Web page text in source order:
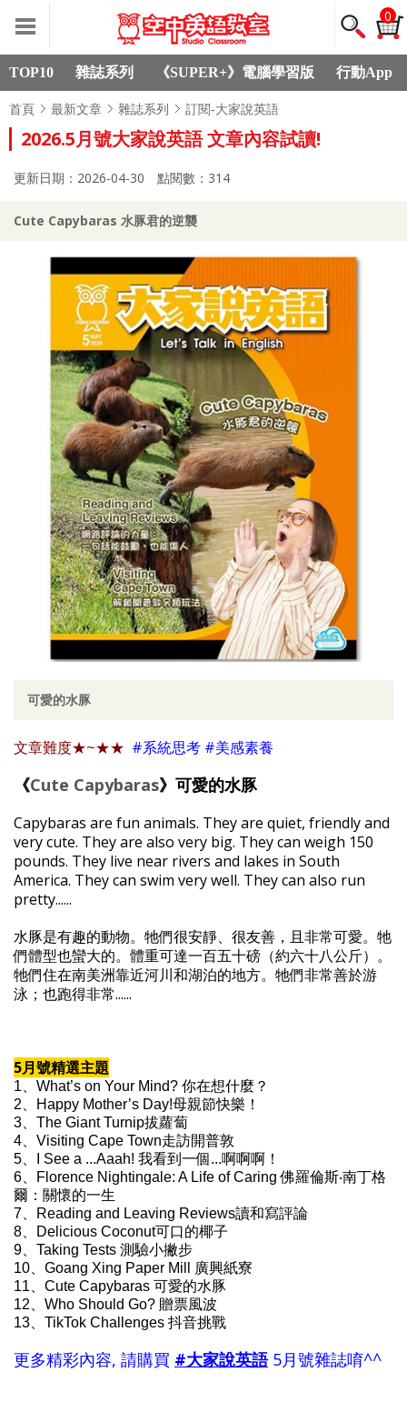
0
TOP10 雜誌系列 《SUPER+》電腦學習版 行動App
首頁 最新文章 雜誌系列 訂閱-大家說英語
2026.5月號大家說英語 文章內容試讀!
更新日期：2026-04-30 點閱數：314
Cute Capybaras 水豚君的逆襲
可愛的水豚
文章難度★~★★ #系統思考 #美感素養
《Cute Capybaras》可愛的水豚
Capybaras are fun animals. They are quiet, friendly and
very cute. They are also very big. They can weigh 150
pounds. They live near rivers and lakes in South
America. They can swim very well. They can also run
pretty......
水豚是有趣的動物。牠們很安靜、很友善，且非常可愛。牠
們體型也蠻大的。體重可達一百五十磅（約六十八公斤）。
牠們住在南美洲靠近河川和湖泊的地方。牠們非常善於游
泳；也跑得非常......
5月號精選主題
1、What’s on Your Mind? 你在想什麼？
2、Happy Mother’s Day!母親節快樂！
3、The Giant Turnip拔蘿蔔
4、Visiting Cape Town走訪開普敦
5、I See a ...Aaah! 我看到一個...啊啊啊！
6、Florence Nightingale: A Life of Caring 佛羅倫斯‧南丁格
爾：關懷的一生
7、Reading and Leaving Reviews讀和寫評論
8、Delicious Coconut可口的椰子
9、Taking Tests 測驗小撇步
10、Goang Xing Paper Mill 廣興紙寮
11、Cute Capybaras 可愛的水豚
12、Who Should Go? 贈票風波
13、TikTok Challenges 抖音挑戰
更多精彩內容, 請購買 #大家說英語5月號雜誌唷^^